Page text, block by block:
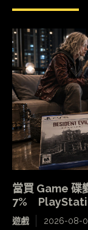
當買 Game 碟
7%
遊戲 2026-08-